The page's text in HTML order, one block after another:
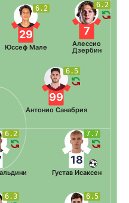
6.2
7
Алессио
Дзербин
6.2
29
Юссеф Мале
6.5
99
Антонио Санабрия
6.3 6.5
6.2 7.7
18
Густав Исаксен